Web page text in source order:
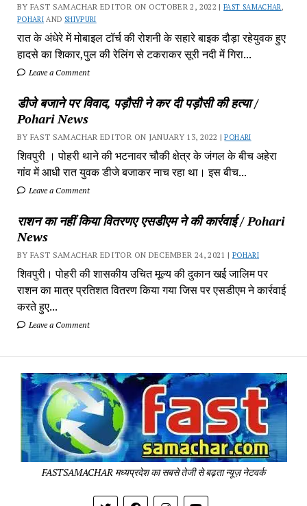
BY FAST SAMACHAR EDITOR ON OCTOBER 2, 2022 |FAST SAMACHAR ,
POHARI AND SHIVPURI
रात के अंधेरे में मोबाइल टॉर्च की रोशनी के सहारे बाइक दौड़ा रहेयुवक हुए
हादसे का शिकार,पुल की रेलिंग से टकराकर सूरी नदी में गिरा...
Leave a Comment
डीजे बजाने पर विवाद, पड़ौसी ने कर दी पड़ौसी की हत्या /
Pohari News
BY FAST SAMACHAR EDITOR ON JANUARY 13, 2022 |POHARI
शिवपुरी‎ । पोहरी थाने की भटनावर चौकी क्षेत्र‎ के जंगल के बीच अहेरा
गांव में‎ आधी रात युवक डीजे बजाकर‎ नाच रहा था। इस बीच...
Leave a Comment
राशन का नहीं किया वितरणए एसडीएम ने की कार्रवाई / Pohari
News
BY FAST SAMACHAR EDITOR ON DECEMBER 24, 2021 | POHARI
शिवपुरी। पोहरी की शासकीय उचित मूल्य की दुकान खई जालिम पर
राशन का मात्र प्रतिशत वितरण किया गया जिस पर एसडीएम ने कार्रवाई
करते हुए...
Leave a Comment
-
FASTSAMACHAR मध्यप्रदेश का सबसे तेजी से बढ़ता न्यूज़ नेटवर्क